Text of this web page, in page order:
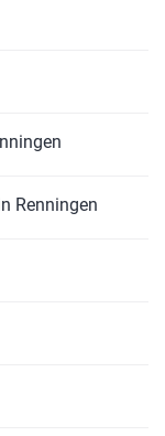
Renningen